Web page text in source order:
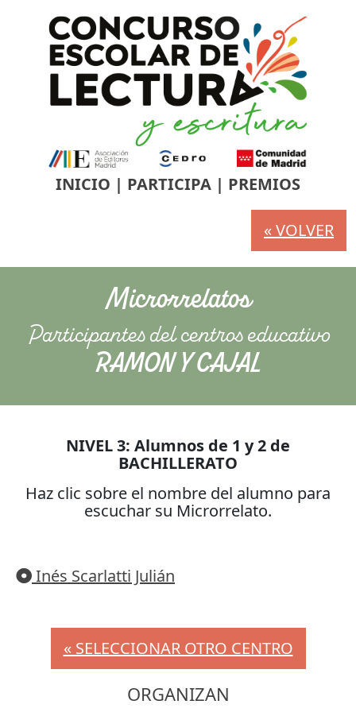
INICIO | PARTICIPA | PREMIOS
« VOLVER
Microrrelatos
Participantes del centros educativo
RAMON Y CAJAL
NIVEL 3: Alumnos de 1 y 2 de
BACHILLERATO
Haz clic sobre el nombre del alumno para
escuchar su Microrrelato.
Inés Scarlatti Julián
« SELECCIONAR OTRO CENTRO
ORGANIZAN